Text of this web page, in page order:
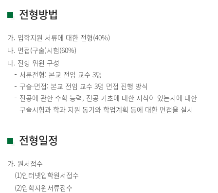
전형방법
가. 입학지원 서류에 대한 전형(40%)
나. 면접(구술)시험(60%)
다. 전형 위원 구성
서류전형: 본교 전임 교수 3명
구술·면접: 본교 전임 교수 3명 면접 진행 방식
전공에 관한 수학 능력, 전공 기초에 대한 지식이 있는지에 대한
구술시험과 학과 지원 동기와 학업계획 등에 대한 면접을 실시
전형일정
가. 원서접수
(1)인터넷입학원서접수
(2)입학지원서류접수